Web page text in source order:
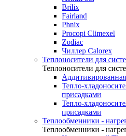
Brilix
Fairland
Phnix
Procopi Climexel
Zodiac
Чиллер Calorex
Теплоносители для
Теплоносители для
Тепло-
присадками
Тепло-
присадками
Теплообменники -
Теплообменники -